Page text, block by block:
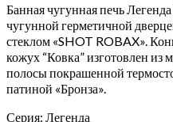
Банная чугунная печь
чугунной герметичной
стеклом «SHOT ROBAX».
кожух “Ковка” изготовлен из
полосы покрашенной
патиной «Бронза».
Серия: Легенда